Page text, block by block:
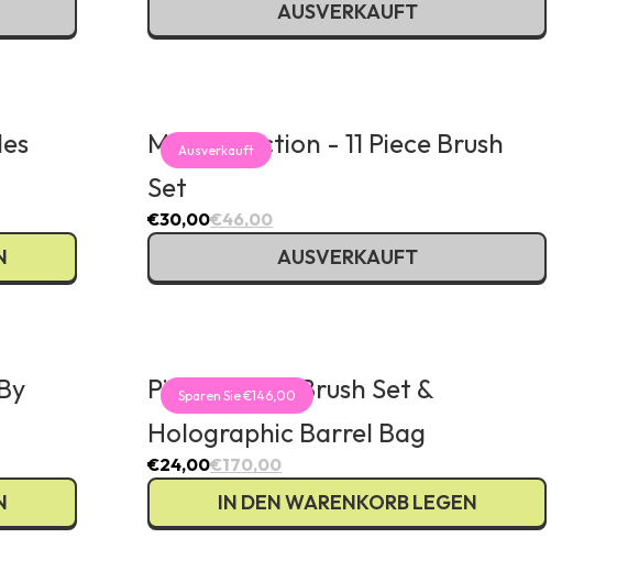
AUSVERKAUFT
Milk Collection - 11 Piece Brush
Set
€30,00€46,00
AUSVERKAUFT
Ausverkauft
Pink 16 Piece Brush Set &
Holographic Barrel Bag
€24,00€170,00
IN DEN WARENKORB LEGEN
Sparen Sie €146,00